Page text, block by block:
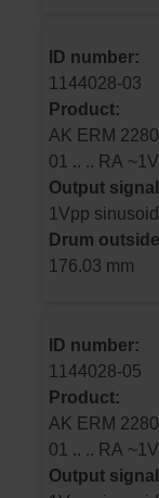
ID number:
1144028-03
Product:
AK ERM 2280 2800 03S12-03 R 1.00 01 17 67
Output
1Vpp
Drum
176.03 mm
ID number:
1144028-05
Product:
AK ERM 2280 5200 03S12-03 R 1.00 01 17 67
Output